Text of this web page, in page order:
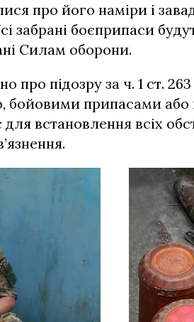
про його наміри і
забрані боєприпаси
Силам оборони.
про підозру за ч. 1 ст.
бойовими припасами
для встановлення всіх